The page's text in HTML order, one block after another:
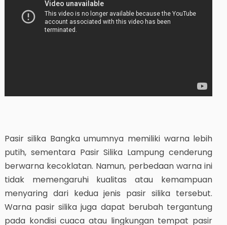
Pasir silika Bangka umumnya memiliki warna lebih
putih, sementara Pasir Silika Lampung cenderung
berwarna kecoklatan. Namun, perbedaan warna ini
tidak memengaruhi kualitas atau kemampuan
menyaring dari kedua jenis pasir silika tersebut.
Warna pasir silika juga dapat berubah tergantung
pada kondisi cuaca atau lingkungan tempat pasir